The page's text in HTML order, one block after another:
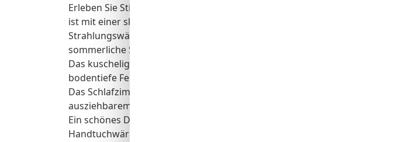
Erleben Sie Stil und Komfort im stilvollen Kapteins Cottage im Herzen
ist mit einer skandinavisch-frischen und hyggeligen Einrichtung
Strahlungswärme, vollausgestatteten Küche. Garten und Sonnenterrasse
sommerliche Stunden runden das idyllische Ambiente ab.
Das kuschelige, lichtdurchflutete Wohn-/Esszimmer bietet einen
bodentiefe Fenster.
Das Schlafzimmer verfügt über ein Doppelbett (180x200cm) und ein
ausziehbarem Doppelbett (160x200cm) sorgen für angenehmen
Ein schönes Duschbad mit ebenerdiger Dusche, Fön, hängendem WC und
Handtuchwärmer bieten modernes Urlaubswohngefühl. Ein eigener PKW-